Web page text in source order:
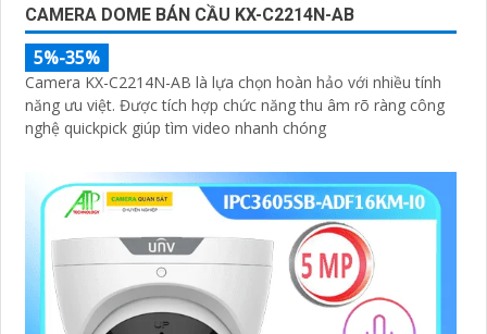
CAMERA DOME BÁN CẦU KX-C2214N-AB
5%-35%
Camera KX-C2214N-AB là lựa chọn hoàn hảo với nhiều tính
năng ưu việt. Được tích hợp chức năng thu âm rõ ràng công
nghệ quickpick giúp tìm video nhanh chóng